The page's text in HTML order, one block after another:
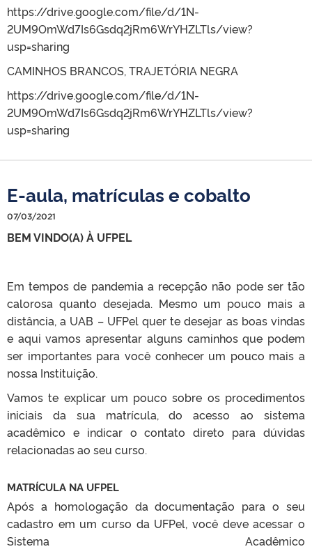
https://drive.google.com/file/d/1N-
2UM9OmWd7Is6Gsdq2jRm6WrYHZLTls/view?
usp=sharing
CAMINHOS BRANCOS, TRAJETÓRIA NEGRA
https://drive.google.com/file/d/1N-
2UM9OmWd7Is6Gsdq2jRm6WrYHZLTls/view?
usp=sharing
E-aula, matrículas e cobalto
07/03/2021
BEM VINDO(A) À UFPEL
Em tempos de pandemia a recepção não pode ser tão
calorosa quanto desejada. Mesmo um pouco mais a
distância, a UAB – UFPel quer te desejar as boas vindas
e aqui vamos apresentar alguns caminhos que podem
ser importantes para você conhecer um pouco mais a
nossa Instituição.
Vamos te explicar um pouco sobre os procedimentos
iniciais da sua matrícula, do acesso ao sistema
acadêmico e indicar o contato direto para dúvidas
relacionadas ao seu curso.
MATRÍCULA NA UFPEL
Após a homologação da documentação para o seu
cadastro em um curso da UFPel, você deve acessar o
Sistema Acadêmico